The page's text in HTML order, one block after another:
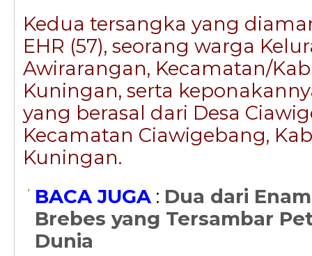
Kedua tersangka yang
EHR (57), seorang warga
Awirarangan, Kecamatan/
Kuningan, serta
yang berasal dari Desa
Kecamatan Ciawigebang,
Kuningan.
BACA JUGA: Dua dari
Brebes yang Tersambar
Dunia